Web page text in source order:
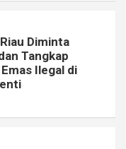
Diminta
Tangkap
Ilegal di